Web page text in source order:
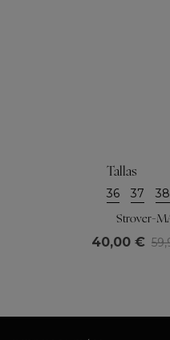
Tallas
36 37 38
Strover-
40,00 €